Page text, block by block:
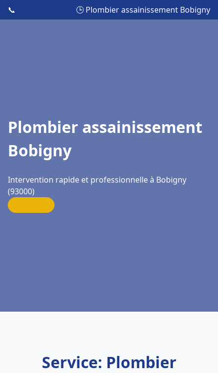
📞 🕒 Plombier assainissement Bobigny
Plombier assainissement
Bobigny
Intervention rapide et professionnelle à Bobigny
(93000)
Service: Plombier